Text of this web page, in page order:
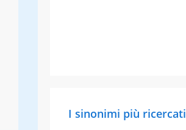
I sinonimi più ricercati